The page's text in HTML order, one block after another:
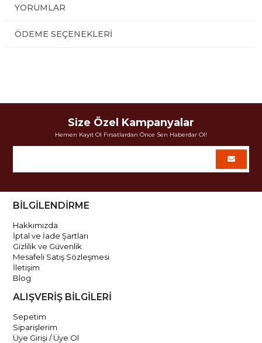
YORUMLAR
ÖDEME SEÇENEKLERI
Size Özel Kampanyalar
Hemen Kayıt Ol Fırsatlardan Önce Sen Haberdar Ol!
BİLGİLENDİRME
Hakkımızda
İptal ve İade Şartları
Gizlilik ve Güvenlik
Mesafeli Satış Sözleşmesi
İletişim
Blog
ALIŞVERİŞ BİLGİLERİ
Sepetim
Siparişlerim
Üye Girişi / Üye Ol